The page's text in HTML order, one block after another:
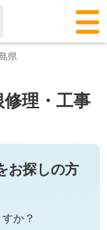
県
理・工事
お探しの方
か？